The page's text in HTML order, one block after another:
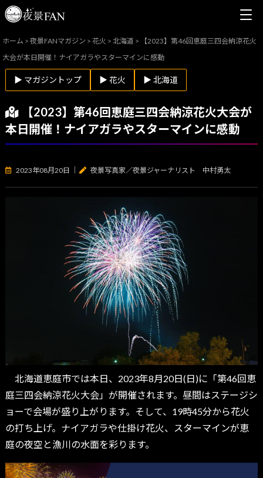
ホーム >夜景FANマガジン >花火 > 北海道 >
【2023】第46回恵庭三四会納涼花火
大会が本日開催！ナイアガラやスターマインに感動
▶ マガジントップ ▶ 花火 ▶ 北海道
【2023】第46回恵庭三四会納涼花火大会が
本日開催！ナイアガラやスターマインに感動
2023年08月20日 夜景写真家／夜景ジャーナリスト 中村勇太
北海道恵庭市では本日、2023年8月20日(日)に「第46回恵
庭三四会納涼花火大会」が開催されます。昼間はステージシ
ョーで会場が盛り上がります。そして、19時45分から花火
の打ち上げ。ナイアガラや仕掛け花火、スターマインが恵
庭の夜空と漁川の水面を彩ります。